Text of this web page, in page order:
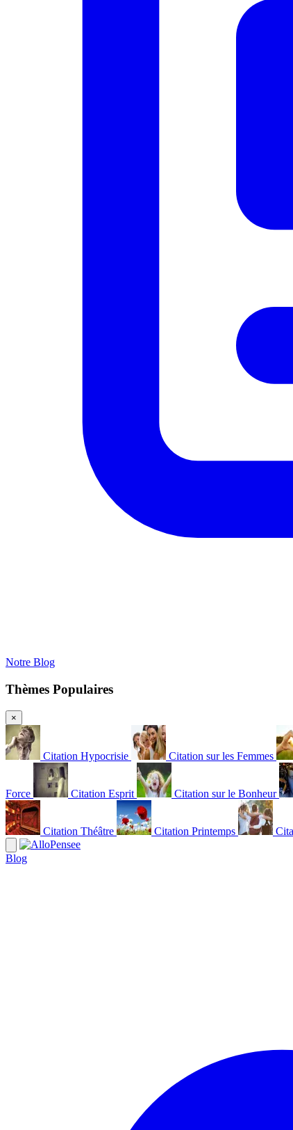
Notre Blog
Thèmes Populaires
×
Citation Hypocrisie Citation sur les Femmes
Force Citation Esprit Citation sur le Bonheur
Citation Théâtre Citation Printemps
Blog